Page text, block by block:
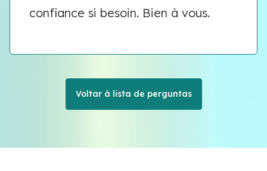
confiance si besoin. Bien à vous.
Voltar à lista de perguntas